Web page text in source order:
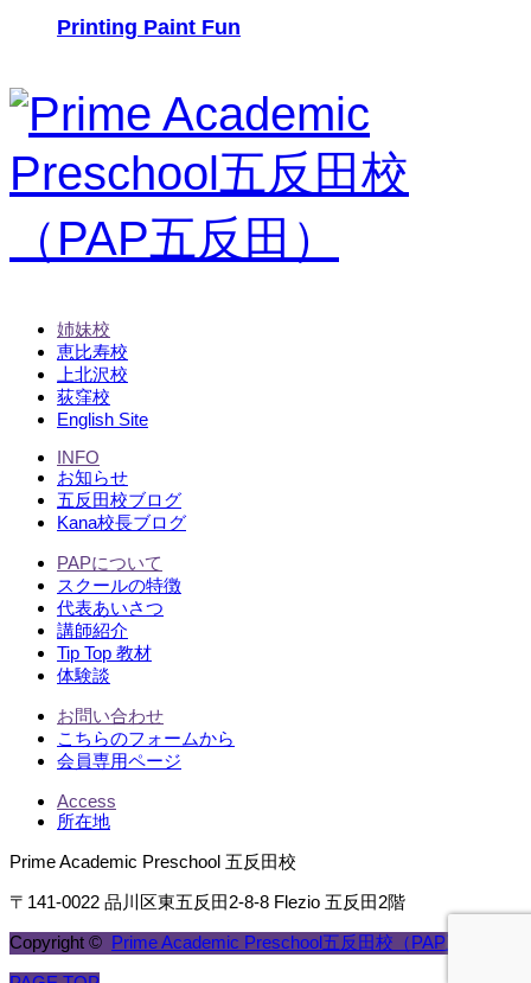
Printing Paint Fun
姉妹校
恵比寿校
上北沢校
荻窪校
English Site
INFO
お知らせ
五反田校ブログ
Kana校長ブログ
PAPについて
スクールの特徴
代表あいさつ
講師紹介
Tip Top 教材
体験談
お問い合わせ
こちらのフォームから
会員専用ページ
Access
所在地
Prime Academic Preschool 五反田校
〒141-0022 品川区東五反田2-8-8 Flezio 五反田2階
Copyright © Prime Academic Preschool五反田校（PAP五反田）